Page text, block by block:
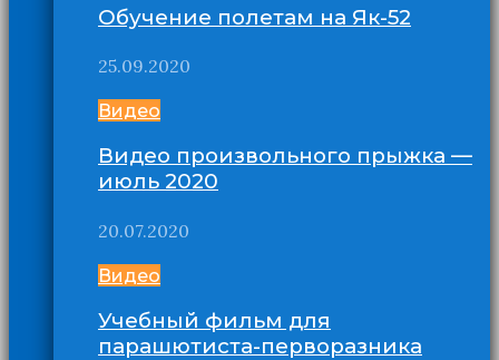
Обучение полетам на Як-52
25.09.2020
Видео
Видео произвольного прыжка —
июль 2020
20.07.2020
Видео
Учебный фильм для
парашютиста-перворазника